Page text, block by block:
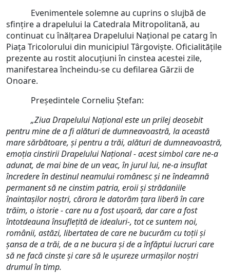
Evenimentele solemne au cuprins o slujbă de
sfințire a drapelului la Catedrala Mitropolitană, au
continuat cu înălțarea Drapelului Național pe catarg în
Piața Tricolorului din municipiul Târgoviște. Oficialitățile
prezente au rostit alocuțiuni în cinstea acestei zile,
manifestarea încheindu-se cu defilarea Gărzii de
Onoare.
Președintele Corneliu Ștefan:
„Ziua Drapelului Național este un prilej deosebit
pentru mine de a fi alături de dumneavoastră, la această
mare sărbătoare, și pentru a trăi, alături de dumneavoastră,
emoția cinstirii Drapelului Național - acest simbol care ne-a
adunat, de mai bine de un veac, în jurul lui, ne-a insuflat
încredere în destinul neamului românesc și ne îndeamnă
permanent să ne cinstim patria, eroii și strădaniile
înaintașilor noștri, cărora le datorăm țara liberă în care
trăim, o istorie - care nu a fost ușoară, dar care a fost
întotdeauna însuflețită de idealuri-, tot ce suntem noi,
românii, astăzi, libertatea de care ne bucurăm cu toții și
șansa de a trăi, de a ne bucura și de a înfăptui lucruri care
să ne facă cinste și care să le ușureze urmașilor noștri
drumul în timp.